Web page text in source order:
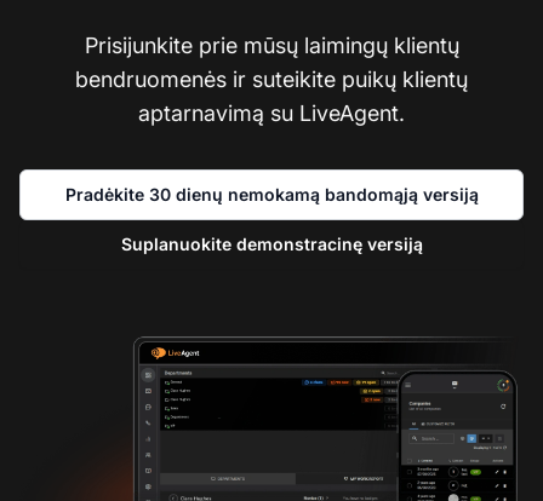
Prisijunkite prie mūsų laimingų klientų
bendruomenės ir suteikite puikų klientų
aptarnavimą su LiveAgent.
Pradėkite 30 dienų nemokamą bandomąją versiją
Suplanuokite demonstracinę versiją